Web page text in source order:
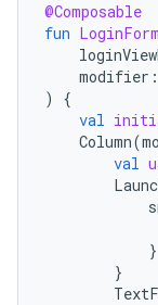
@Composable
fun LoginForm
modifier :
)
{
val
Column(
val
}
}